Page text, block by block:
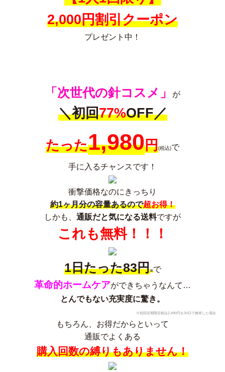
2,000円割引クーポン
プレゼント中！
「次世代の針コスメ」 が
＼初回77%OFF／
たった1,980円(税込)で
手に入るチャンスです！
衝撃価格なのにきっちり
約1ヶ月分の容量あるので超お得！
しかも、 通販だと気になる送料ですが
これも無料！！！
1日たった83円※で
革命的ホームケアができちゃうなんて…
とんでもない充実度に驚き。
※初回定期限定税込2,490円を30日で換算した場合
もちろん、お得だからといって
通販でよくある
購入回数の縛りもありません！